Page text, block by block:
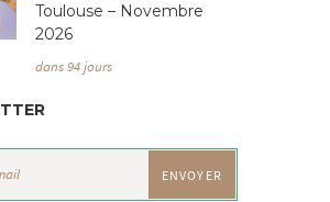
Toulouse – Novembre
2026
dans 94 jours